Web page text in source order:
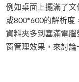
例如桌面上擺滿了
或800*600的解析度
資料夾多到塞滿電
窗管理效果，來討論